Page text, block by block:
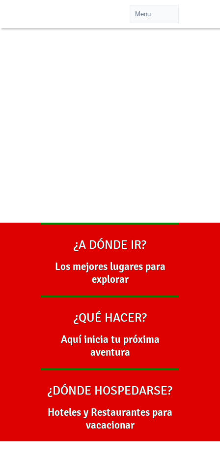
¿A DÓNDE IR?
Los mejores lugares para
explorar
¿QUÉ HACER?
Aquí inicia tu próxima
aventura
¿DÓNDE HOSPEDARSE?
Hoteles y Restaurantes para
vacacionar